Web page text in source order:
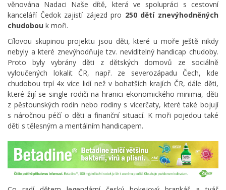
věnována Nadaci Naše dítě, která ve spolupráci s cestovní
kanceláří Čedok zajistí zájezd pro 250 dětí znevýhodněných
chudobou k moři.
Cílovou skupinou projektu jsou děti, které u moře ještě nikdy
nebyly a které znevýhodňuje tzv. neviditelný handicap chudoby.
Proto byly vybrány děti z dětských domovů ze sociálně
vyloučených lokalit ČR, např. ze severozápadu Čech, kde
chudobou trpí 4x více lidí než v bohatších krajích ČR, dále děti,
které žijí se single rodiči na hranici ekonomického minima, děti
z pěstounských rodin nebo rodiny s vícerčaty, které také bojují
s náročnou péčí o děti a finanční situací. K moři pojedou také
děti s tělesným a mentálním handicapem.